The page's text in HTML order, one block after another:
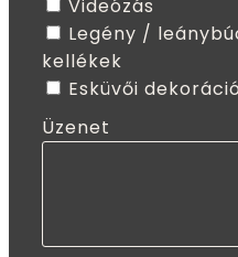
Videózás
Legény /
kellékek
Esküvői
Üzenet